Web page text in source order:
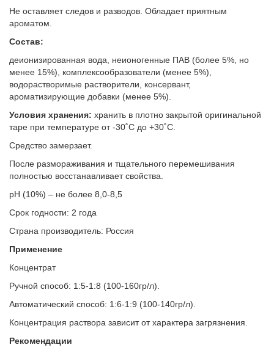
Не оставляет следов и разводов. Обладает приятным
ароматом.
Состав:
деионизированная вода, неионогенные ПАВ (более 5%, но
менее 15%), комплексообразователи (менее 5%),
водорастворимые растворители, консервант,
ароматизирующие добавки (менее 5%).
Условия хранения: хранить в плотно закрытой оригинальной
таре при температуре от -30˚С до +30˚С.
Средство замерзает.
После размораживания и тщательного перемешивания
полностью восстанавливает свойства.
рН (10%) – не более 8,0-8,5
Срок годности: 2 года
Страна производитель: Россия
Применение
Концентрат
Ручной способ: 1:5-1:8 (100-160гр/л).
Автоматический способ: 1:6-1:9 (100-140гр/л).
Концентрация раствора зависит от характера загрязнения.
Рекомендации